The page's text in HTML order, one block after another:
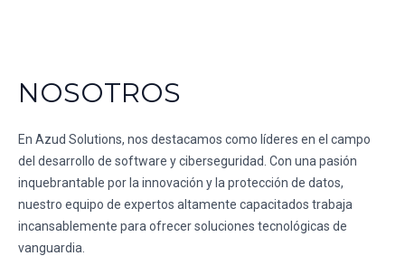
NOSOTROS
En Azud Solutions, nos destacamos como líderes en el campo
del desarrollo de software y ciberseguridad. Con una pasión
inquebrantable por la innovación y la protección de datos,
nuestro equipo de expertos altamente capacitados trabaja
incansablemente para ofrecer soluciones tecnológicas de
vanguardia.